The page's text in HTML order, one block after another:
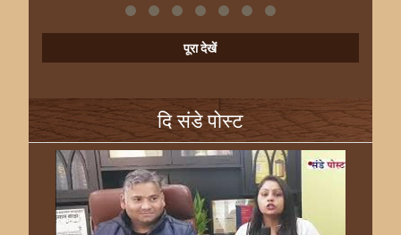
पूरा देखें
दि संडे पोस्ट